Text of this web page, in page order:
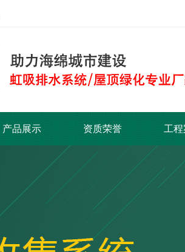
产品展示 资质荣誉 工程